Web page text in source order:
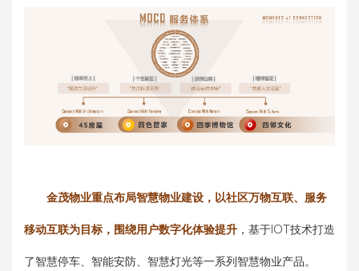
金茂物业重点布局智慧物业建设，以社区万物互联、服务
移动互联为目标，围绕用户数字化体验提升 ，基于IOT技术打造
了智慧停车、智能安防、智慧灯光等一系列智慧物业产品。